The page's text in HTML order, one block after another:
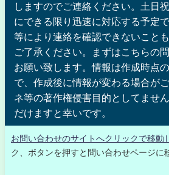
しますのでご連絡ください。土日
にできる限り迅速に対応する予定
等により連絡を確認できないこと
ご了承ください。まずはこちらの
お願い致します。情報は作成時点
で、作成後に情報が変わる場合が
ネ等の著作権侵害目的としてませ
だけますと幸いです。
お問い合わせのサイトへクリックで移動
ク、ボタンを押すと問い合わせページに